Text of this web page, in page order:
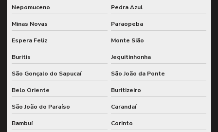
Nepomuceno Pedra Azul
Minas Novas Paraopeba
Espera Feliz Monte Sião
Buritis Jequitinhonha
São Gonçalo do Sapucaí São João da Ponte
Belo Oriente Buritizeiro
São João do Paraíso Carandaí
Bambuí Corinto